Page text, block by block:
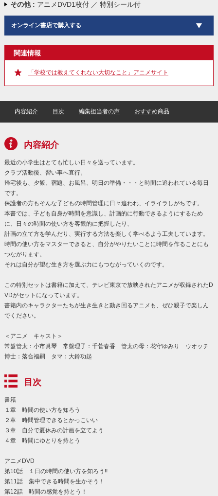
その他 : アニメDVD1枚付 ／ 特別シール付
オンライン書店で購入する
関連情報
「学校では教えてくれない大切なこと」アニメサイト
内容紹介 目次 編集担当者の声 おすすめ商品
内容紹介
最近の小学生はとても忙しい日々を送っています。
クラブ活動後、習い事へ直行。
帰宅後も、夕飯、宿題、お風呂、明日の準備・・・と時間に追われている毎日
です。
保護者の方もそんな子どもの時間管理に日々追われ、イライラしがちです。
本書では、子ども自身が時間を意識し、計画的に行動できるようにするため
に、日々の時間の使い方を客観的に把握したり、
計画の立て方を学んだり、実行する方法を楽しく学べるよう工夫しています。
時間の使い方をマスターできると、自分がやりたいことに時間を作ることにも
つながります。
それは自分が望む生き方を選ぶ力にもつながっていくのです。
この特別セットは書籍に加えて、テレビ東京で放映されたアニメが収録されたD
VDがセットになっています。
書籍内のキャラクターたちが生き生きと動き回るアニメも、ぜひ親子で楽しん
でください。
＜アニメ キャスト＞
常盤管太：小市眞琴 常盤理子：千菅春香 管太の母：花守ゆみり ウオッチ
博士：落合福嗣 タマ：大鈴功起
目次
書籍
１章 時間の使い方を知ろう
２章 時間管理できるとかっこいい
３章 自分で夏休みの計画を立てよう
４章 時間にゆとりを持とう
アニメDVD
第10話 １日の時間の使い方を知ろう!!
第11話 集中できる時間を生かそう！
第12話 時間の感覚を持とう！